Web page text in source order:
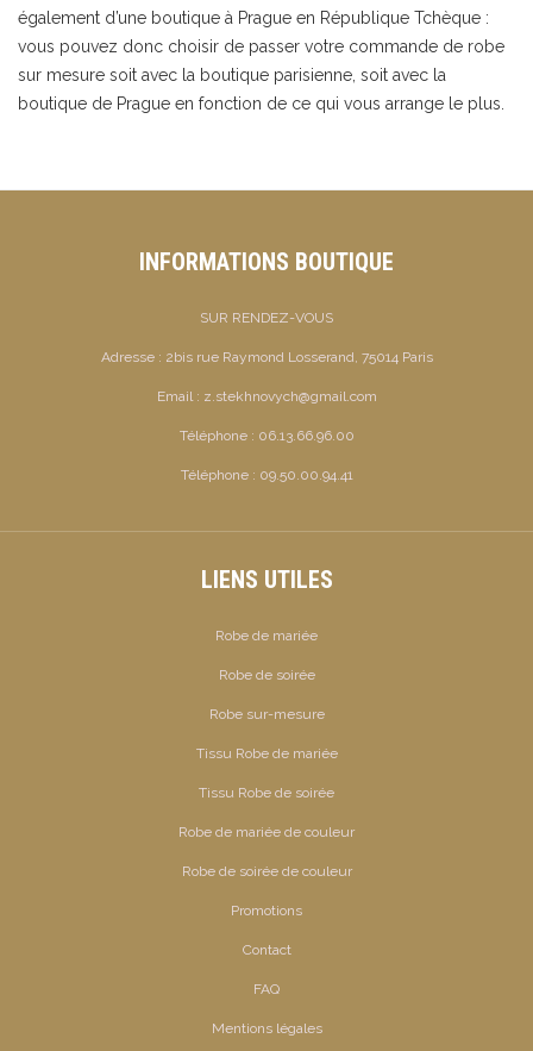
également d’une boutique à Prague en République Tchèque :
vous pouvez donc choisir de passer votre commande de robe
sur mesure soit avec la boutique parisienne, soit avec la
boutique de Prague en fonction de ce qui vous arrange le plus.
INFORMATIONS BOUTIQUE
SUR RENDEZ-VOUS
Adresse : 2bis rue Raymond Losserand, 75014 Paris
Email : z.stekhnovych@gmail.com
Téléphone : 06.13.66.96.00
Téléphone : 09.50.00.94.41
LIENS UTILES
Robe de mariée
Robe de soirée
Robe sur-mesure
Tissu Robe de mariée
Tissu Robe de soirée
Robe de mariée de couleur
Robe de soirée de couleur
Promotions
Contact
FAQ
Mentions légales